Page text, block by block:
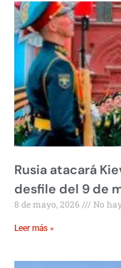
Rusia atacará
desfile del 9 de
8 de mayo, 2026 No
Leer más »